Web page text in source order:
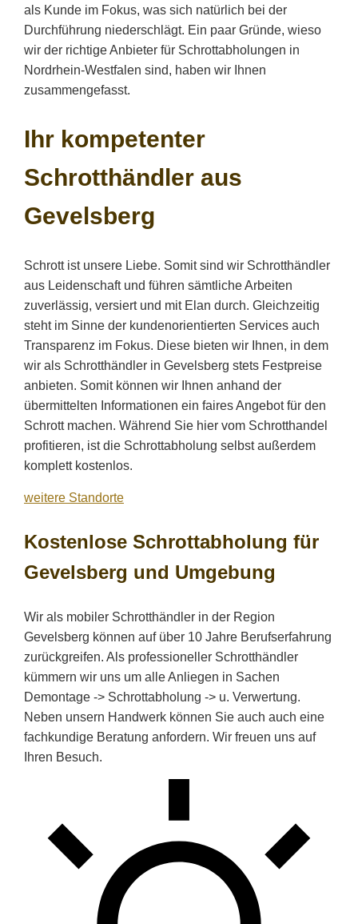
als Kunde im Fokus, was sich natürlich bei der
Durchführung niederschlägt. Ein paar Gründe, wieso
wir der richtige Anbieter für Schrottabholungen in
Nordrhein-Westfalen sind, haben wir Ihnen
zusammengefasst.
Ihr kompetenter
Schrotthändler aus
Gevelsberg
Schrott ist unsere Liebe. Somit sind wir Schrotthändler
aus Leidenschaft und führen sämtliche Arbeiten
zuverlässig, versiert und mit Elan durch. Gleichzeitig
steht im Sinne der kundenorientierten Services auch
Transparenz im Fokus. Diese bieten wir Ihnen, in dem
wir als Schrotthändler in Gevelsberg stets Festpreise
anbieten. Somit können wir Ihnen anhand der
übermittelten Informationen ein faires Angebot für den
Schrott machen. Während Sie hier vom Schrotthandel
profitieren, ist die Schrottabholung selbst außerdem
komplett kostenlos.
weitere Standorte
Kostenlose Schrottabholung für
Gevelsberg und Umgebung
Wir als mobiler Schrotthändler in der Region
Gevelsberg können auf über 10 Jahre Berufserfahrung
zurückgreifen. Als professioneller Schrotthändler
kümmern wir uns um alle Anliegen in Sachen
Demontage -> Schrottabholung -> u. Verwertung.
Neben unsern Handwerk können Sie auch auch eine
fachkundige Beratung anfordern. Wir freuen uns auf
Ihren Besuch.